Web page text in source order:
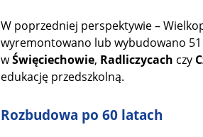
W poprzedniej perspektywie –
wyremontowano lub wybudowano
wŚwięciechowie, Radliczycach czy
edukację przedszkolną.
Rozbudowa po 60 latach